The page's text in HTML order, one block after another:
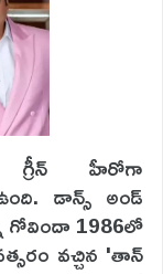
హీరోగా
డాన్స్ అండ్
గోవిందా 1986లో
వచ్చిన 'తాన్